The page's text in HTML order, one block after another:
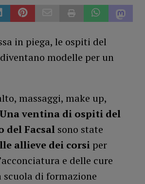
in piega, le ospiti del
modelle per un
massaggi, make up,
Una ventina di ospiti del
del Facsal sono state
allieve dei corsi per
e delle cure
scuola di formazione